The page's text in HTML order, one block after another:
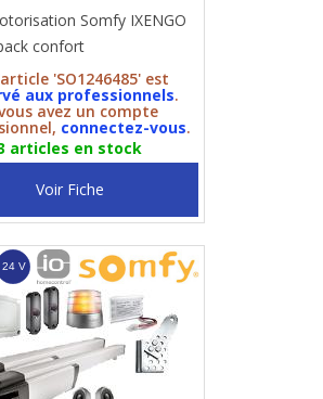
Somfy IXENGO
confort
'SO1246485' est
aux professionnels.
avez un compte
connectez-vous.
articles en stock
Voir Fiche